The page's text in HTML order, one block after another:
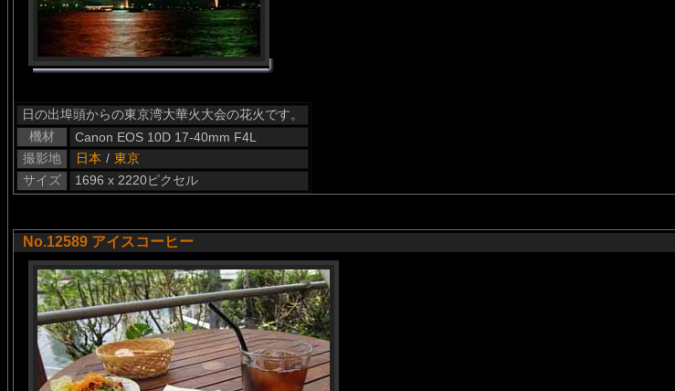
日の出埠頭からの東京湾大華火大会の花火です。
機材
Canon EOS 10D 17-40mm F4L
撮影地
日本 / 東京
サイズ
1696 x 2220ピクセル
No.12589 アイスコーヒー